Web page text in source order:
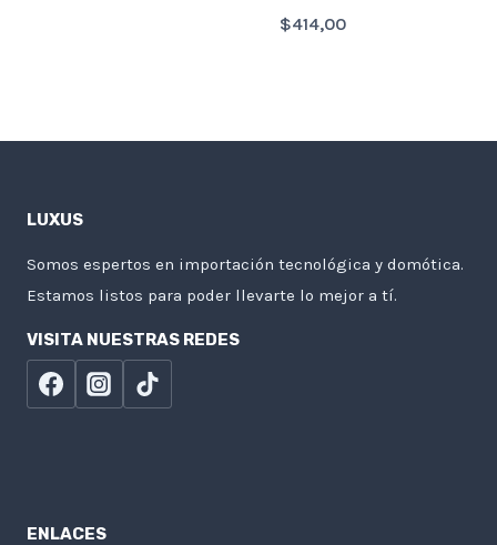
$414,00
LUXUS
Somos espertos en importación tecnológica y domótica.
Estamos listos para poder llevarte lo mejor a tí.
VISITA NUESTRAS REDES
ENLACES